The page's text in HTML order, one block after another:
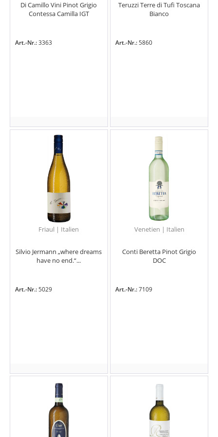
Di Camillo Vini Pinot Grigio
Contessa Camilla IGT
Art.-Nr.:3363
Teruzzi Terre di Tufi Toscana
Bianco
Art.-Nr.:5860
Friaul | Italien
Silvio Jermann „where dreams
have no end.“...
Art.-Nr.:5029
Venetien | Italien
Conti Beretta Pinot Grigio
DOC
Art.-Nr.:7109